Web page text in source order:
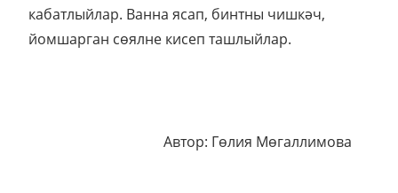
кабатлыйлар. Ванна ясап, бинтны чишкәч,
йомшарган сөялне кисеп ташлыйлар.
Автор: Гөлия Мөгаллимова